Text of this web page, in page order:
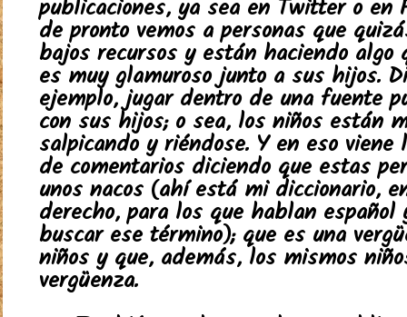
publicaciones, ya sea en Twitter o en
de pronto vemos a personas que
bajos recursos y están haciendo algo
es muy glamuroso junto a sus hijos.
ejemplo, jugar dentro de una fuente
con sus hijos; o sea, los niños están
salpicando y riéndose. Y en eso viene
de comentarios diciendo que estas
unos nacos (ahí está mi diccionario,
derecho, para los que hablan español
buscar ese término); que es una
niños y que, además, los mismos
vergüenza.